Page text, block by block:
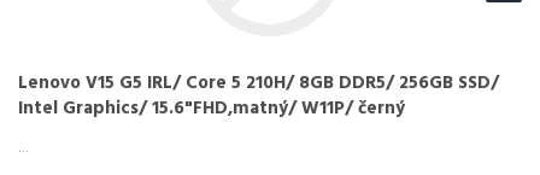
Lenovo V15 G5 IRL/ Core 5 210H/ 8GB DDR5/ 256GB SSD/
Intel Graphics/ 15.6"FHD,matný/ W11P/ černý